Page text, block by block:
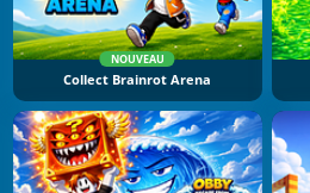
NOUVEAU
Collect Brainrot Arena